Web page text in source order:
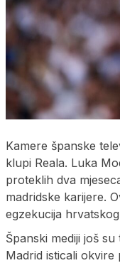
Kamere španske
klupi Reala. Luka
proteklih dva
madridske karijere.
egzekucija
Španski mediji još
Madrid isticali okvire